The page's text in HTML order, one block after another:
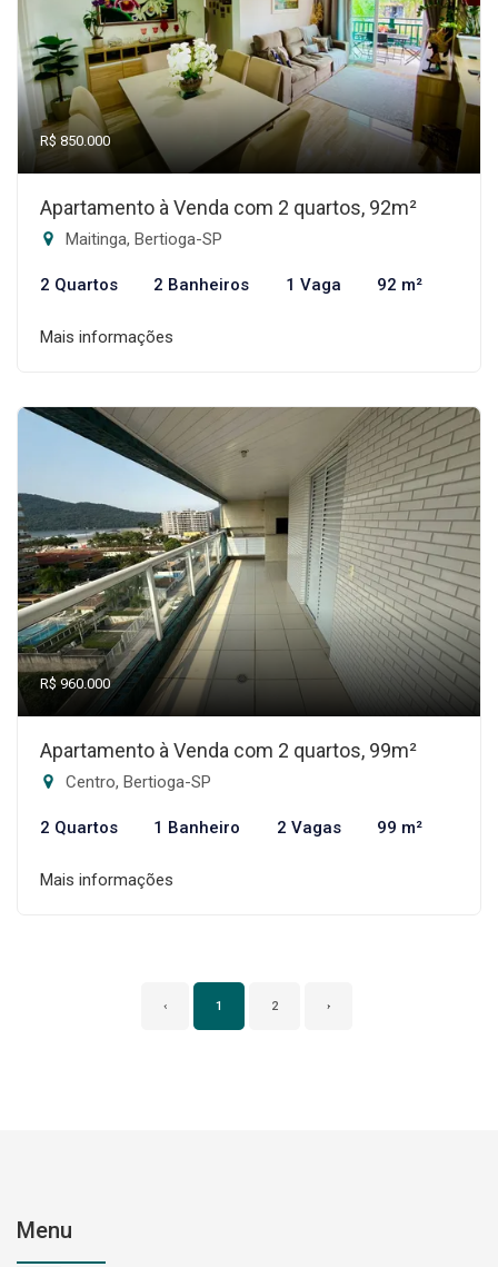
R$ 850.000
Apartamento à Venda com 2 quartos, 92m²
Maitinga, Bertioga-SP
2 Quartos 2 Banheiros 1 Vaga 92 m²
Mais informações
R$ 960.000
Apartamento à Venda com 2 quartos, 99m²
Centro, Bertioga-SP
2 Quartos 1 Banheiro 2 Vagas 99 m²
Mais informações
‹ 1 2 ›
Menu